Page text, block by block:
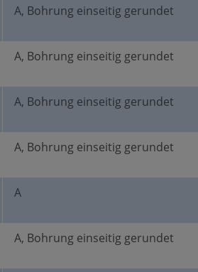
A, Bohrung einseitig gerundet
A, Bohrung einseitig gerundet
A, Bohrung einseitig gerundet
A, Bohrung einseitig gerundet
A
A, Bohrung einseitig gerundet